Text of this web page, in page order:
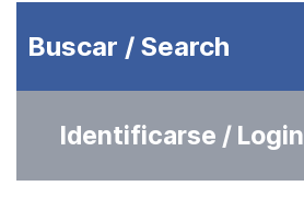
Buscar / Search
Identificarse / Login